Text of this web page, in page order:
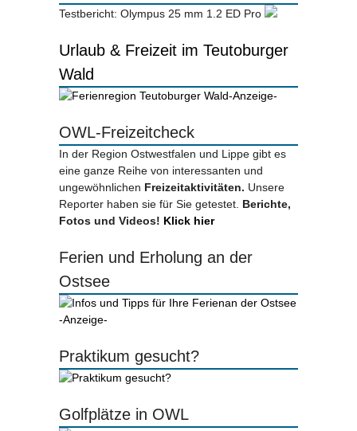
Testbericht: Olympus 25 mm 1.2 ED Pro
Urlaub & Freizeit im Teutoburger
Wald
-Anzeige-
OWL-Freizeitcheck
In der Region Ostwestfalen und Lippe gibt es
eine ganze Reihe von interessanten und
ungewöhnlichen Freizeitaktivitäten. Unsere
Reporter haben sie für Sie getestet. Berichte,
Fotos und Videos! Klick hier
Ferien und Erholung an der
Ostsee
-Anzeige-
Praktikum gesucht?
Golfplätze in OWL